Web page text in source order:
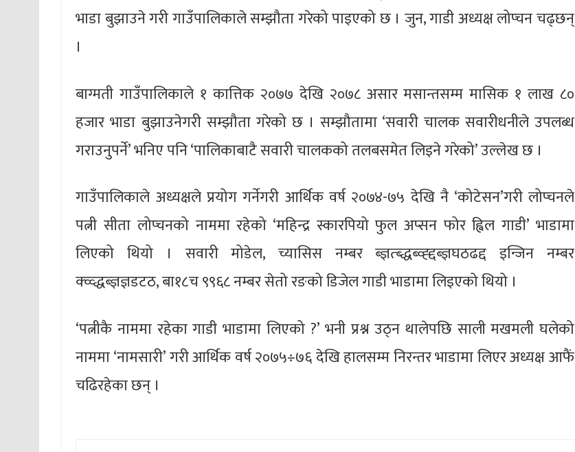
भाडा बुझाउने गरी गाउँपालिकाले सम्झौता गरेको पाइएको छ । जुन, गाडी अध्यक्ष लोप्चन चढ्छन्
।
बाग्मती गाउँपालिकाले १ कात्तिक २०७७ देखि २०७८ असार मसान्तसम्म मासिक १ लाख ८०
हजार भाडा बुझाउनेगरी सम्झौता गरेको छ । सम्झौतामा ‘सवारी चालक सवारीधनीले उपलब्ध
गराउनुपर्ने’ भनिए पनि ‘पालिकाबाटै सवारी चालकको तलबसमेत लिइने गरेको’ उल्लेख छ ।
गाउँपालिकाले अध्यक्षले प्रयोग गर्नेगरी आर्थिक वर्ष २०७४-७५ देखि नै ‘कोटेसन’गरी लोप्चनले
पत्नी सीता लोप्चनको नाममा रहेको ‘महिन्द्र स्कारपियो फुल अप्सन फोर ह्विल गाडी’ भाडामा
लिएको थियो । सवारी मोडेल, च्यासिस नम्बर ब्ज्ञत्ब्द्धब्व्ह्द्दब्ज्ञघठढद्द इन्जिन नम्बर
क्व्व्द्धब्ज्ञज्ञडटठ, बा१८च ९९६८ नम्बर सेतो रङको डिजेल गाडी भाडामा लिइएको थियो ।
‘पत्नीकै नाममा रहेका गाडी भाडामा लिएको ?’ भनी प्रश्न उठ्न थालेपछि साली मखमली घलेको
नाममा ‘नामसारी’ गरी आर्थिक वर्ष २०७५÷७६ देखि हालसम्म निरन्तर भाडामा लिएर अध्यक्ष आफैं
चढिरहेका छन् ।